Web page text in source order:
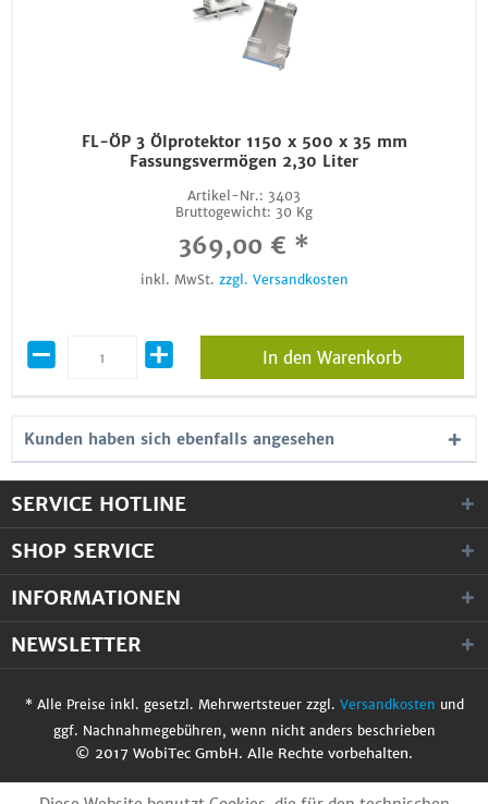
FL-ÖP 3 Ölprotektor 1150 x 500 x 35 mm
Fassungsvermögen 2,30 Liter
Artikel-Nr.: 3403
Bruttogewicht: 30 Kg
369,00 € *
inkl. MwSt. zzgl. Versandkosten
In den Warenkorb
Kunden haben sich ebenfalls angesehen
SERVICE HOTLINE
SHOP SERVICE
INFORMATIONEN
NEWSLETTER
* Alle Preise inkl. gesetzl. Mehrwertsteuer zzgl. Versandkosten und
ggf. Nachnahmegebühren, wenn nicht anders beschrieben
© 2017 WobiTec GmbH. Alle Rechte vorbehalten.